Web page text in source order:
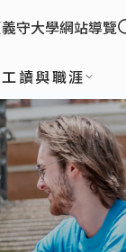
義守大學網站導覽
工讀與職涯